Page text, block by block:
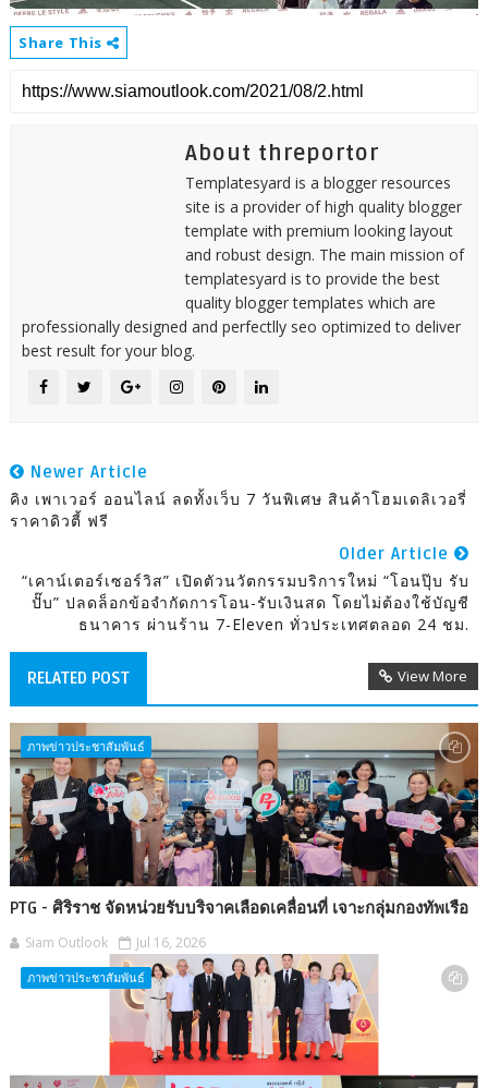
Share This
About threportor
Templatesyard is a blogger resources
site is a provider of high quality blogger
template with premium looking layout
and robust design. The main mission of
templatesyard is to provide the best
quality blogger templates which are
professionally designed and perfectlly seo optimized to deliver
best result for your blog.
Newer Article
คิง เพาเวอร์ ออนไลน์ ลดทั้งเว็บ 7 วันพิเศษ สินค้าโฮมเดลิเวอรี่
ราคาดิวตี้ ฟรี
Older Article
“เคาน์เตอร์เซอร์วิส” เปิดตัวนวัตกรรมบริการใหม่ “โอนปุ๊บ รับ
ปั๊บ” ปลดล็อกข้อจำกัดการโอน-รับเงินสด โดยไม่ต้องใช้บัญชี
ธนาคาร ผ่านร้าน 7-Eleven ทั่วประเทศตลอด 24 ชม.
RELATED POST View More
ภาพข่าวประชาสัมพันธ์
PTG - ศิริราช จัดหน่วยรับบริจาคเลือดเคลื่อนที่ เจาะกลุ่มกองทัพเรือ
Siam Outlook Jul 16, 2026
ภาพข่าวประชาสัมพันธ์